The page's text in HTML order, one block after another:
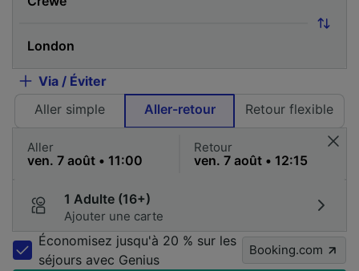
Via / Éviter
Aller simple
Aller-retour Retour flexible
Aller Retour
1 Adulte (16+)
Ajouter une carte
Économisez jusqu'à 20 % sur les
séjours avec Genius
Booking.com